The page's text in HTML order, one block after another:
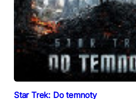
Star Trek: Do temnoty